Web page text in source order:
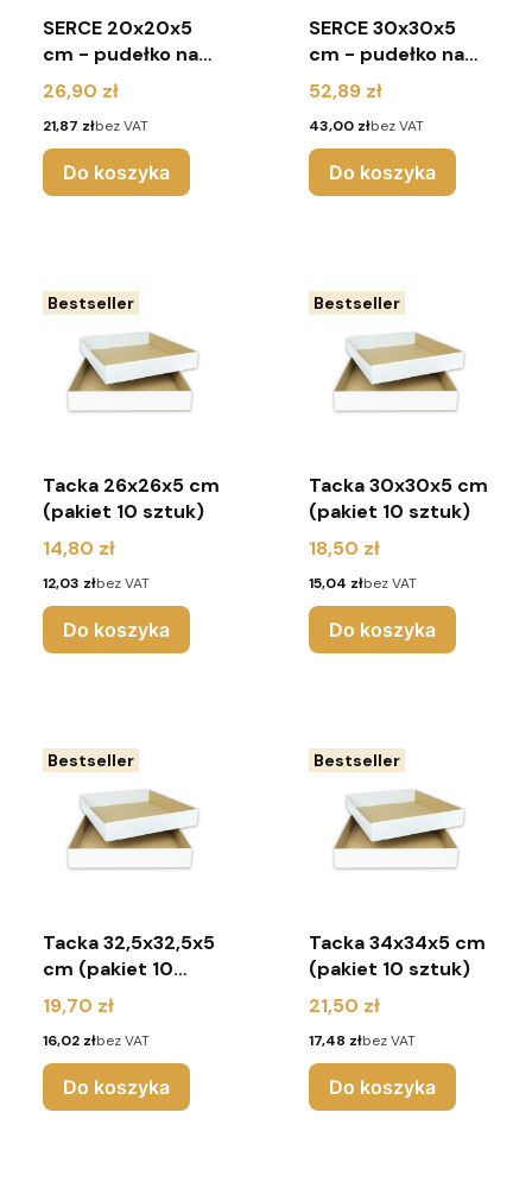
SERCE 20x20x5
cm - pudełko na
pierniki z
okienkiem (pakiet
10 sztuk) - brąz
Cena
26,90 zł
Cena
21,87 złbez VAT
Do koszyka
SERCE 30x30x5
cm - pudełko na
pierniki z
okienkiem (pakiet
10 sztuk) - białe
Cena
52,89 zł
Cena
43,00 złbez VAT
Do koszyka
Bestseller
Tacka 26x26x5 cm
(pakiet 10 sztuk)
Cena
14,80 zł
Cena
12,03 złbez VAT
Do koszyka
Bestseller
Tacka 30x30x5 cm
(pakiet 10 sztuk)
Cena
18,50 zł
Cena
15,04 złbez VAT
Do koszyka
Bestseller
Tacka 32,5x32,5x5
cm (pakiet 10
sztuk)
Cena
19,70 zł
Cena
16,02 złbez VAT
Do koszyka
Bestseller
Tacka 34x34x5 cm
(pakiet 10 sztuk)
Cena
21,50 zł
Cena
17,48 złbez VAT
Do koszyka